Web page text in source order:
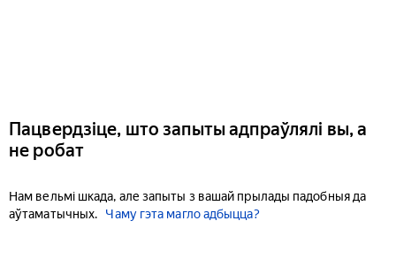
Пацвердзіце, што запыты адпраўлялі вы, а
не робат
Нам вельмі шкада, але запыты з вашай прылады падобныя да
аўтаматычных.
Чаму гэта магло адбыцца?